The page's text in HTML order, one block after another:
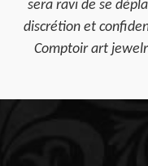
sera ravi de se
discrétion et
Comptoir art